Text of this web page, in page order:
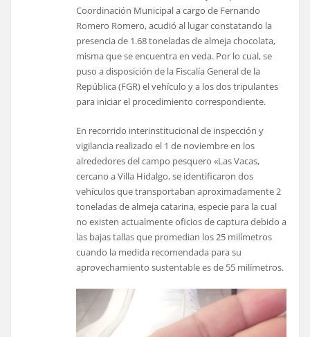
Coordinación Municipal a cargo de Fernando
Romero Romero, acudió al lugar constatando la
presencia de 1.68 toneladas de almeja chocolata,
misma que se encuentra en veda. Por lo cual, se
puso a disposición de la Fiscalía General de la
República (FGR) el vehículo y a los dos tripulantes
para iniciar el procedimiento correspondiente.
En recorrido interinstitucional de inspección y
vigilancia realizado el 1 de noviembre en los
alrededores del campo pesquero «Las Vacas,
cercano a Villa Hidalgo, se identificaron dos
vehículos que transportaban aproximadamente 2
toneladas de almeja catarina, especie para la cual
no existen actualmente oficios de captura debido a
las bajas tallas que promedian los 25 milímetros
cuando la medida recomendada para su
aprovechamiento sustentable es de 55 milímetros.